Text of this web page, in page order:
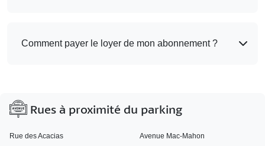
Comment payer le loyer de mon abonnement ?
Rues à proximité du parking
Rue des Acacias
Avenue Mac-Mahon